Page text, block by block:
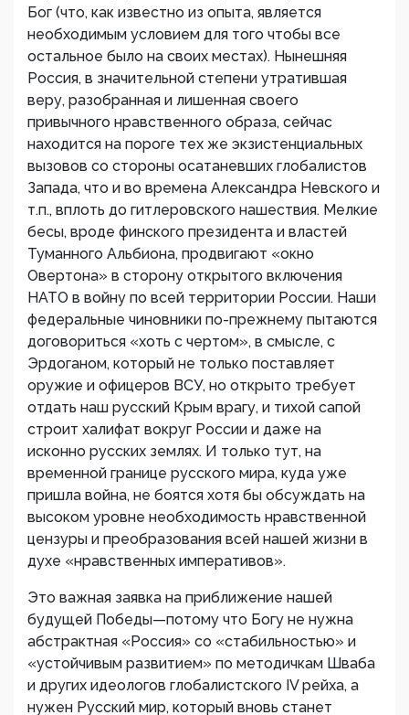
Бог (что, как известно из опыта, является
необходимым условием для того чтобы все
остальное было на своих местах). Нынешняя
Россия, в значительной степени утратившая
веру, разобранная и лишенная своего
привычного нравственного образа, сейчас
находится на пороге тех же экзистенциальных
вызовов со стороны осатаневших глобалистов
Запада, что и во времена Александра Невского и
т.п., вплоть до гитлеровского нашествия. Мелкие
бесы, вроде финского президента и властей
Туманного Альбиона, продвигают «окно
Овертона» в сторону открытого включения
НАТО в войну по всей территории России. Наши
федеральные чиновники по-прежнему пытаются
договориться «хоть с чертом», в смысле, с
Эрдоганом, который не только поставляет
оружие и офицеров ВСУ, но открыто требует
отдать наш русский Крым врагу, и тихой сапой
строит халифат вокруг России и даже на
исконно русских землях. И только тут, на
временной границе русского мира, куда уже
пришла война, не боятся хотя бы обсуждать на
высоком уровне необходимость нравственной
цензуры и преобразования всей нашей жизни в
духе «нравственных императивов».
Это важная заявка на приближение нашей
будущей Победы—потому что Богу не нужна
абстрактная «Россия» со «стабильностью» и
«устойчивым развитием» по методичкам Шваба
и других идеологов глобалистского IV рейха, а
нужен Русский мир, который вновь станет